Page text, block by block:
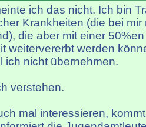
ich das nicht. Ich bin
Krankheiten (die bei mir
die aber mit einer 50%en
weitervererbt werden
ich nicht übernehmen.
verstehen.
mal interessieren,